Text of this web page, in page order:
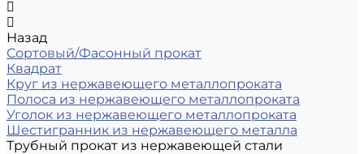
Назад
Сортовый/Фасонный прокат
Квадрат
Круг из нержавеющего металлопроката
Полоса из нержавеющего металлопроката
Уголок из нержавеющего металлопроката
Шестигранник из нержавеющего металла
Трубный прокат из нержавеющей стали